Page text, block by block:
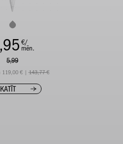
€/
mēn.
5,99
119,00 € |143,77 €